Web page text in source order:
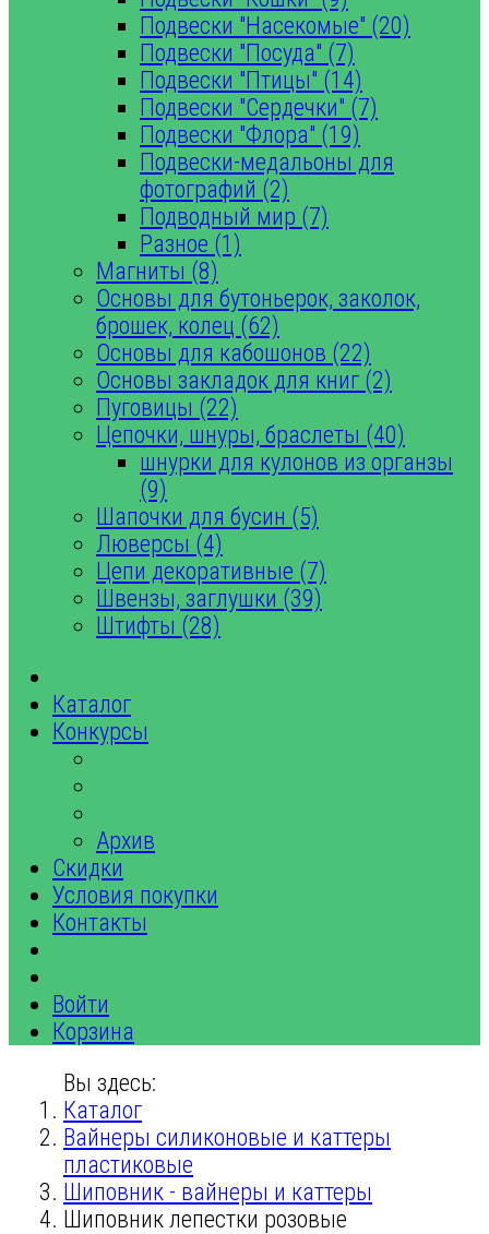
Подвески "Насекомые" (20)
Подвески "Посуда" (7)
Подвески "Птицы" (14)
Подвески "Сердечки" (7)
Подвески "Флора" (19)
Подвески-медальоны для
фотографий (2)
Подводный мир (7)
Разное (1)
Магниты (8)
Основы для бутоньерок, заколок,
брошек, колец (62)
Основы для кабошонов (22)
Основы закладок для книг (2)
Пуговицы (22)
Цепочки, шнуры, браслеты (40)
шнурки для кулонов из органзы
(9)
Шапочки для бусин (5)
Люверсы (4)
Цепи декоративные (7)
Швензы, заглушки (39)
Штифты (28)
Каталог
Конкурсы
Архив
Скидки
Условия покупки
Контакты
Войти
Корзина
Вы здесь:
Каталог
Вайнеры силиконовые и каттеры
пластиковые
Шиповник - вайнеры и каттеры
Шиповник лепестки розовые